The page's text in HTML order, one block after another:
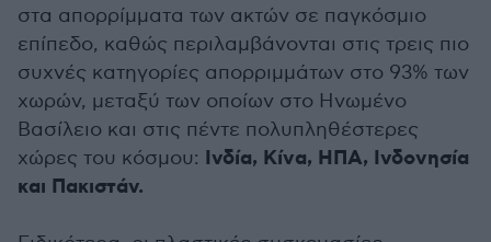
στα απορρίμματα των ακτών σε παγκόσμιο
επίπεδο, καθώς περιλαμβάνονται στις τρεις πιο
συχνές κατηγορίες απορριμμάτων στο 93% των
χωρών, μεταξύ των οποίων στο Ηνωμένο
Βασίλειο και στις πέντε πολυπληθέστερες
χώρες του κόσμου: Ινδία, Κίνα, ΗΠΑ, Ινδονησία
και Πακιστάν.